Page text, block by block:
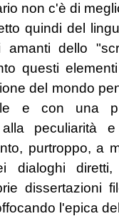
non c'è di
quindi del
amanti dello
questi
del mondo
e con una
peculiarità
purtroppo, a
dialoghi
dissertazioni
l'epica